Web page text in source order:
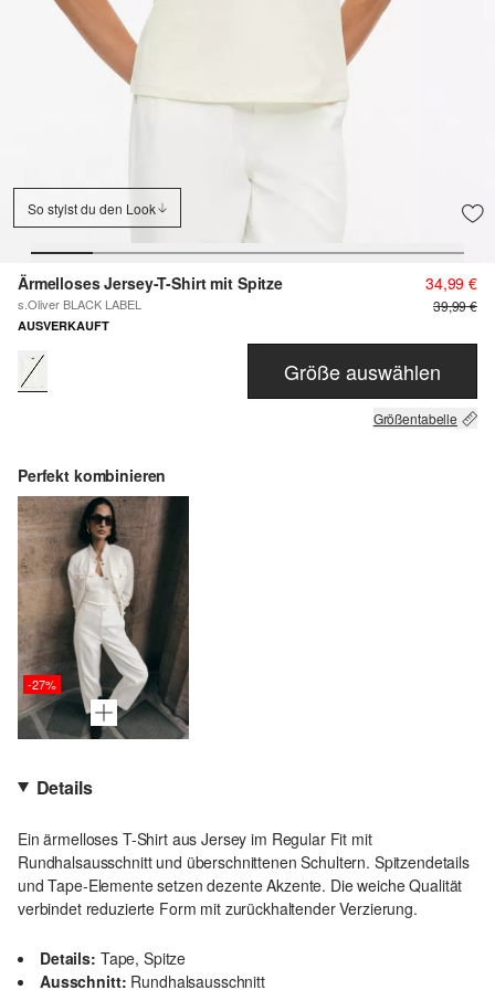
So stylst du den Look
Ärmelloses Jersey-T-Shirt mit Spitze
s.Oliver BLACK LABEL
34,99 €
39,99 €
AUSVERKAUFT
Größe auswählen
Größentabelle
Perfekt kombinieren
-27%
Details
Ein ärmelloses T-Shirt aus Jersey im Regular Fit mit
Rundhalsausschnitt und überschnittenen Schultern. Spitzendetails
und Tape-Elemente setzen dezente Akzente. Die weiche Qualität
verbindet reduzierte Form mit zurückhaltender Verzierung.
Details: Tape, Spitze
Ausschnitt: Rundhalsausschnitt